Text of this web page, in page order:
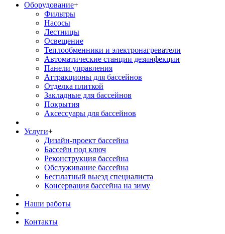
Оборудование+
Фильтры
Насосы
Лестницы
Освещение
Теплообменники и электронагреватели
Автоматические станции дезинфекции
Панели управления
Аттракционы для бассейнов
Отделка плиткой
Закладные для бассейнов
Покрытия
Аксессуары для бассейнов
Услуги+
Дизайн-проект бассейна
Бассейн под ключ
Реконструкция бассейна
Обслуживание бассейна
Бесплатный выезд специалиста
Консервация бассейна на зиму
Наши работы
Контакты